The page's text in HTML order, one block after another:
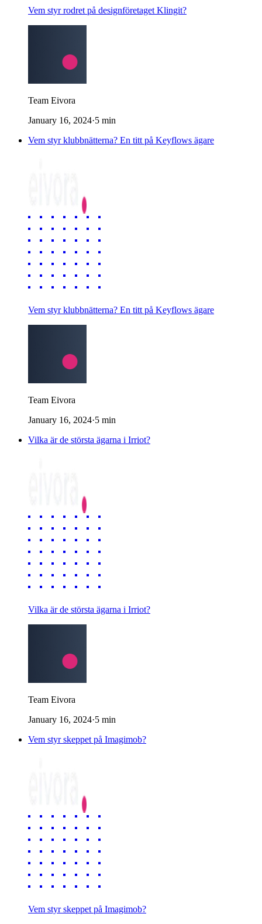
Vem styr rodret på designföretaget Klingit?
Team Eivora
January 16, 2024·5 min
Vem styr klubbnätterna? En titt på Keyflows ägare
Vem styr klubbnätterna? En titt på Keyflows ägare
Team Eivora
January 16, 2024·5 min
Vilka är de största ägarna i Irriot?
Vilka är de största ägarna i Irriot?
Team Eivora
January 16, 2024·5 min
Vem styr skeppet på Imagimob?
Vem styr skeppet på Imagimob?